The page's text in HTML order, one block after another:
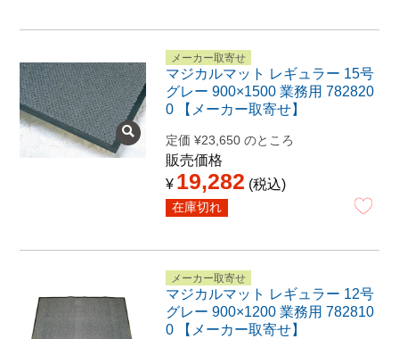
メーカー取寄せ
マジカルマット レギュラー 15号
グレー 900×1500 業務用 782820
0 【メーカー取寄せ】
定価 ¥23,650 のところ
販売価格
¥ 19,282 税込
在庫切れ
メーカー取寄せ
マジカルマット レギュラー 12号
グレー 900×1200 業務用 782810
0 【メーカー取寄せ】